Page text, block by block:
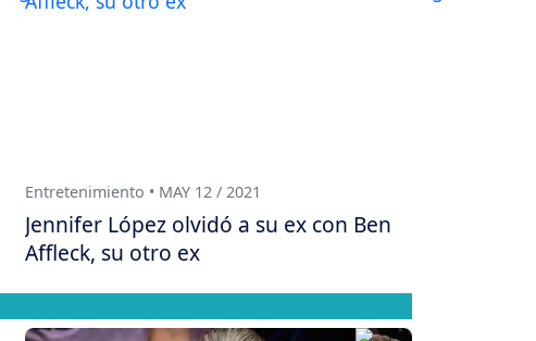
Entretenimiento • MAY 12 / 2021
Jennifer López olvidó a su ex con Ben
Affleck, su otro ex